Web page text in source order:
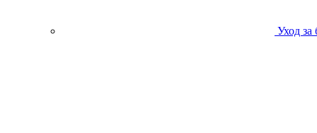
Уход за